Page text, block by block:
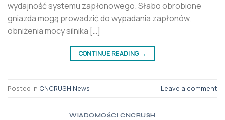
wydajność systemu zapłonowego. Słabo obrobione
gniazda mogą prowadzić do wypadania zapłonów,
obniżenia mocy silnika […]
CONTINUE READING →
Posted in CNCRUSH News Leave a comment
WIADOMOŚCI CNCRUSH